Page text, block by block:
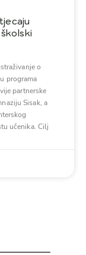
o
programa
partnerske
Sisak, a
učenika. Cilj